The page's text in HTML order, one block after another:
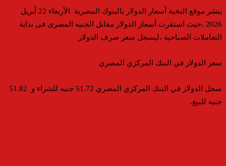
ينشر موقع النخبة أسعار الدولار بالبنوك المصرية الأربعاء 22 أبريل
2026 ،حيث استقرت أسعار الدولار مقابل الجنيه المصرى فى بداية
التعاملات الصباحية ،ليسجل سعر صرف الدولار
سعر الدولار في البنك المركزي المصري
سجل الدولار في البنك المركزي المصري 51.72 جنيه للشراء و 51.82
جنيه للبيع.